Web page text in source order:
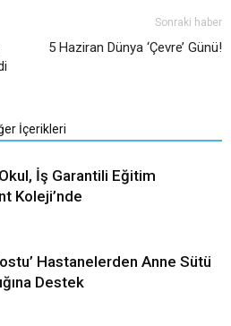
Sonraki haber
5 Haziran Dünya ‘Çevre’ Günü!
İçerikleri
İş Garantili Eğitim
Koleji’nde
Hastanelerden Anne Sütü
Destek